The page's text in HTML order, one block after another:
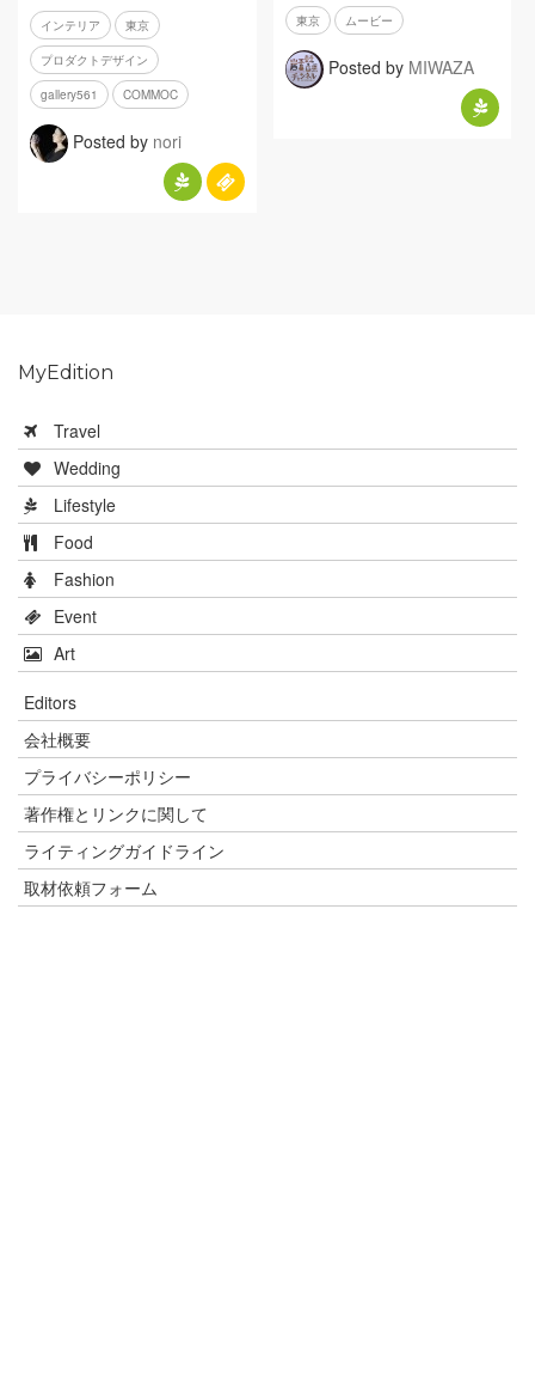
インテリア 東京
プロダクトデザイン
gallery561 COMMOC
Posted by nori
東京 ムービー
Posted by MIWAZA
MyEdition
Travel
Wedding
Lifestyle
Food
Fashion
Event
Art
Editors
会社概要
プライバシーポリシー
著作権とリンクに関して
ライティングガイドライン
取材依頼フォーム